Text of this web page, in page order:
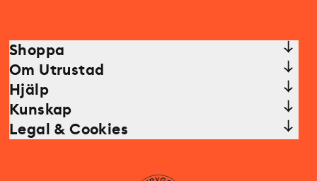
Shoppa
Om Utrustad
Hjälp
Kunskap
Legal & Cookies